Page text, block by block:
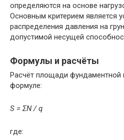
определяются на основе
Основным критерием является
распределения давления на
допустимой несущей
Формулы и расчёты
Расчёт площади фундаментной
формуле:
S = ΣN / q
где: